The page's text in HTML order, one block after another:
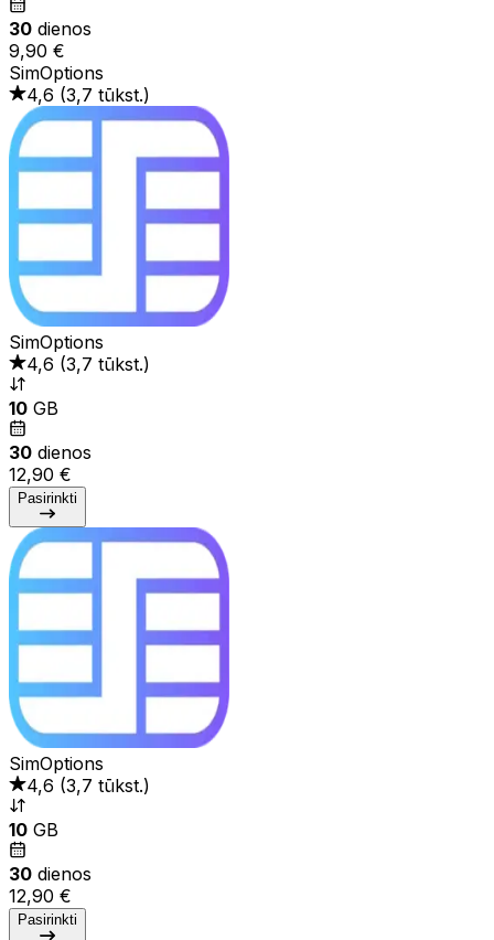
30 dienos
9,90 €
SimOptions
4,6 (3,7 tūkst.)
SimOptions
4,6 (3,7 tūkst.)
10 GB
30 dienos
12,90 €
Pasirinkti
SimOptions
4,6 (3,7 tūkst.)
10 GB
30 dienos
12,90 €
Pasirinkti